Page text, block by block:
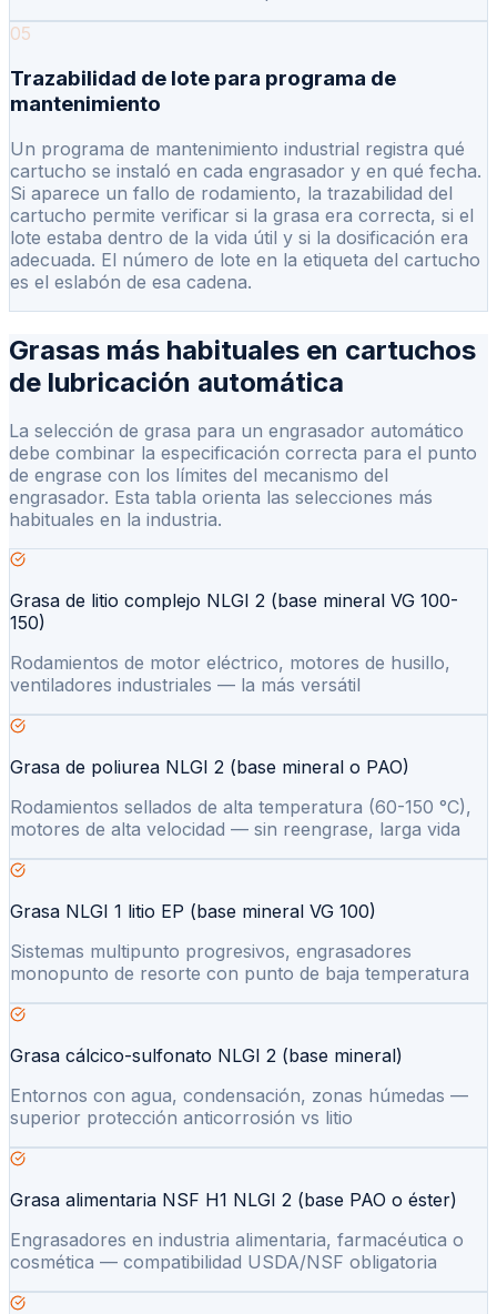
05
Trazabilidad de lote para programa de
mantenimiento
Un programa de mantenimiento industrial registra qué
cartucho se instaló en cada engrasador y en qué fecha.
Si aparece un fallo de rodamiento, la trazabilidad del
cartucho permite verificar si la grasa era correcta, si el
lote estaba dentro de la vida útil y si la dosificación era
adecuada. El número de lote en la etiqueta del cartucho
es el eslabón de esa cadena.
Grasas más habituales en cartuchos
de lubricación automática
La selección de grasa para un engrasador automático
debe combinar la especificación correcta para el punto
de engrase con los límites del mecanismo del
engrasador. Esta tabla orienta las selecciones más
habituales en la industria.
Grasa de litio complejo NLGI 2 (base mineral VG 100-
150)
Rodamientos de motor eléctrico, motores de husillo,
ventiladores industriales — la más versátil
Grasa de poliurea NLGI 2 (base mineral o PAO)
Rodamientos sellados de alta temperatura (60-150 °C),
motores de alta velocidad — sin reengrase, larga vida
Grasa NLGI 1 litio EP (base mineral VG 100)
Sistemas multipunto progresivos, engrasadores
monopunto de resorte con punto de baja temperatura
Grasa cálcico-sulfonato NLGI 2 (base mineral)
Entornos con agua, condensación, zonas húmedas —
superior protección anticorrosión vs litio
Grasa alimentaria NSF H1 NLGI 2 (base PAO o éster)
Engrasadores en industria alimentaria, farmacéutica o
cosmética — compatibilidad USDA/NSF obligatoria